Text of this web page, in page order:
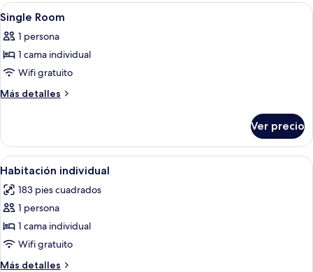
Abrir
todas
las
fotos
de
Single
Habitación de hotel con un
4
Single Room
1 persona
1 cama individual
Wifi gratuito
Más detalles
Más
Room
Ver precio
Abrir
todas
las
fotos
de
Habitación
individual
Habitación de hotel con escritorio
4
Habitación individual
183 pies cuadrados
1 persona
1 cama individual
Wifi gratuito
Más detalles
Más